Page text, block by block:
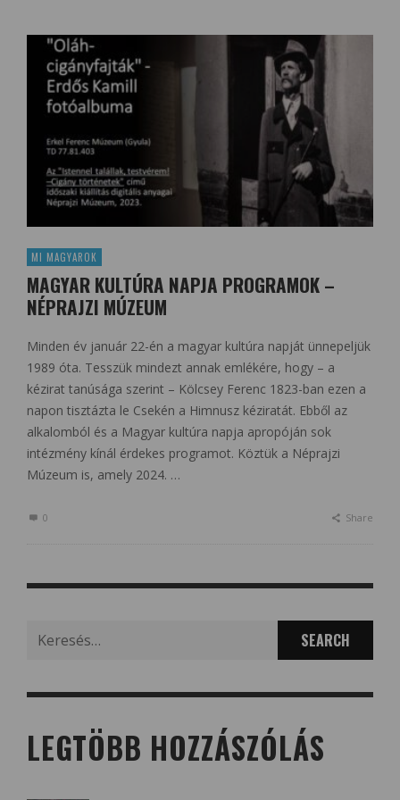
MI MAGYAROK
MAGYAR KULTÚRA NAPJA PROGRAMOK –
NÉPRAJZI MÚZEUM
Minden év január 22-én a magyar kultúra napját ünnepeljük
1989 óta. Tesszük mindezt annak emlékére, hogy – a
kézirat tanúsága szerint – Kölcsey Ferenc 1823-ban ezen a
napon tisztázta le Csekén a Himnusz kéziratát. Ebből az
alkalomból és a Magyar kultúra napja apropóján sok
intézmény kínál érdekes programot. Köztük a Néprajzi
Múzeum is, amely 2024. …
0 Share
LEGTÖBB HOZZÁSZÓLÁS